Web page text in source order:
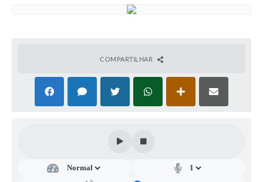
Memorial Santa Saustina
CENTRAL DE ATENDIMENTO
COMPARTILHAR